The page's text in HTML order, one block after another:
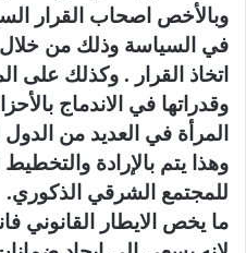
وبالأخص اصحاب القرار
في السياسة وذلك من خلال
اتخاذ القرار . وكذلك على
وقدراتها في الاندماج
المرأة في العديد من
وهذا يتم بالإرادة
للمجتمع الشرقي الذكوري.
ما يخص الايطار القانوني